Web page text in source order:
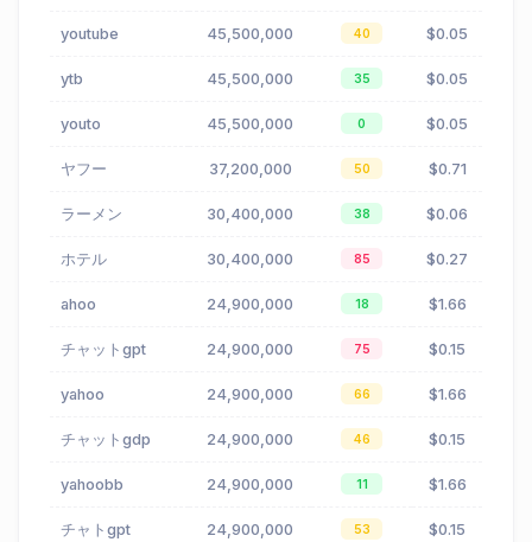
youtube 45,500,000 40 $0.05
ytb 45,500,000 35 $0.05
youto 45,500,000 0 $0.05
ヤフー 37,200,000 50 $0.71
ラーメン 30,400,000 38 $0.06
ホテル 30,400,000 85 $0.27
ahoo 24,900,000 18 $1.66
チャットgpt 24,900,000 75 $0.15
yahoo 24,900,000 66 $1.66
チャットgdp 24,900,000 46 $0.15
yahoobb 24,900,000 11 $1.66
チャトgpt 24,900,000 53 $0.15